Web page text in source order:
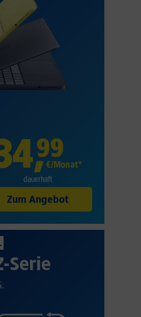
,99
€/Monat*
dauerhaft
Zum Angebot
Serie